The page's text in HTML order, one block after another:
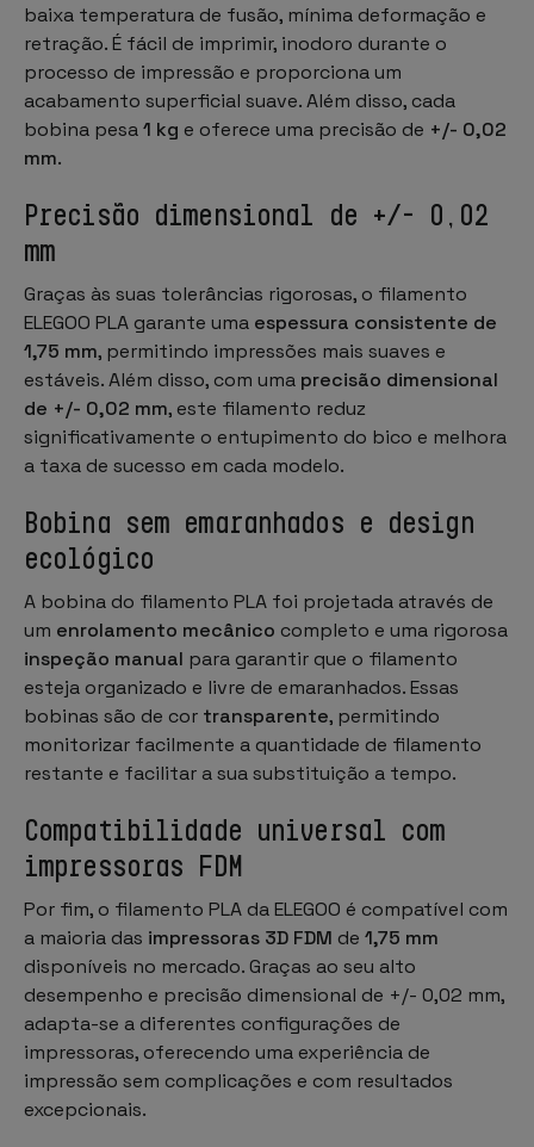
baixa temperatura de fusão, mínima deformação e
retração. É fácil de imprimir, inodoro durante o
processo de impressão e proporciona um
acabamento superficial suave. Além disso, cada
bobina pesa1 kg e oferece uma precisão de +/- 0,02
mm.
Precisão dimensional de +/- 0,02
mm
Graças às suas tolerâncias rigorosas, o filamento
ELEGOO PLA garante uma espessura consistente de
1,75 mm, permitindo impressões mais suaves e
estáveis. Além disso, com uma precisão dimensional
de +/- 0,02 mm, este filamento reduz
significativamente o entupimento do bico e melhora
a taxa de sucesso em cada modelo.
Bobina sem emaranhados e design
ecológico
A bobina do filamento PLA foi projetada através de
um enrolamento mecânico completo e uma rigorosa
inspeção manual para garantir que o filamento
esteja organizado e livre de emaranhados. Essas
bobinas são de cor transparente, permitindo
monitorizar facilmente a quantidade de filamento
restante e facilitar a sua substituição a tempo.
Compatibilidade universal com
impressoras FDM
Por fim, o filamento PLA da ELEGOO é compatível com
a maioria das impressoras 3D FDM de 1,75 mm
disponíveis no mercado. Graças ao seu alto
desempenho e precisão dimensional de +/- 0,02 mm,
adapta-se a diferentes configurações de
impressoras, oferecendo uma experiência de
impressão sem complicações e com resultados
excepcionais.